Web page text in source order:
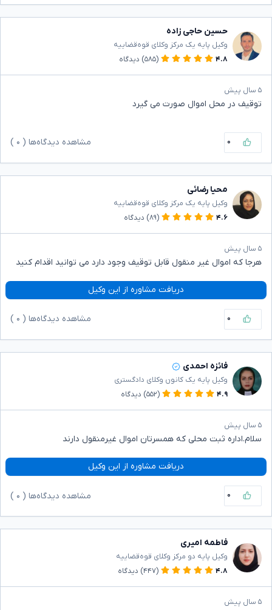
حسین حاجی زاده
وکیل پایه یک مرکز وکلای قوه‌قضاییه
۴.۸
(۵۸۵) دیدگاه
۵ سال پیش
توقیف در محل اموال صورت می گیرد
۰ مشاهده دیدگاه‌ها ( ۰
محیا رضائی
وکیل پایه یک مرکز وکلای قوه‌قضاییه
۴.۶
(۸۹) دیدگاه
۵ سال پیش
هرجا که اموال غیر منقول قابل توقیف وجود دارد می توانید اقدام کنید
دریافت مشاوره از این وکیل
۰ مشاهده دیدگاه‌ها ( ۰
فائزه احمدی
وکیل پایه یک کانون وکلای دادگستری
۴.۹
(۵۵۲) دیدگاه
۵ سال پیش
سلام.اداره ثبت محلی که همسرتان اموال غیرمنقول دارند
دریافت مشاوره از این وکیل
۰ مشاهده دیدگاه‌ها ( ۰
فاطمه امیری
وکیل پایه دو مرکز وکلای قوه‌قضاییه
۴.۸
(۴۴۷) دیدگاه
۵ سال پیش